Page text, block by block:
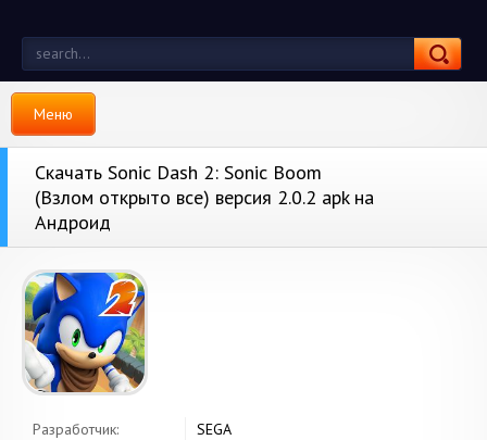
Меню
Скачать Sonic Dash 2: Sonic Boom
(Взлом открыто все) версия 2.0.2 apk на
Андроид
Разработчик:
SEGA